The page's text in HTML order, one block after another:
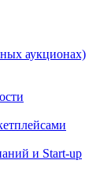
аукционах)
и Start-up